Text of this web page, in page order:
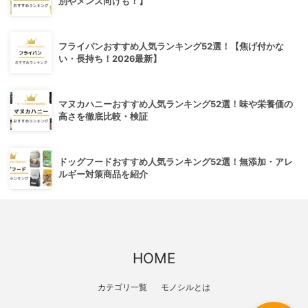
フライパンおすすめ人気ランキング52選！【焦げ付かな
い・長持ち！2026最新】
マヌカハニーおすすめ人気ランキング52選！味や栄養価の
高さを徹底比較・検証
ドッグフードおすすめ人気ランキング52選！無添加・アレ
ルギー対策商品を紹介
HOME
カテゴリ一覧 モノシルとは